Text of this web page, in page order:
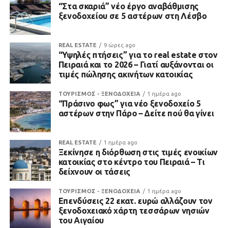
“Στα σκαριά” νέο έργο αναβάθμισης
ξενοδοχείου σε 5 αστέρων στη Λέσβο
REAL ESTATE 9 ώρες ago
“Υψηλές πτήσεις” για το real estate στον
Πειραιά και το 2026 – Γιατί αυξάνονται οι
τιμές πώλησης ακινήτων κατοικίας
ΤΟΥΡΙΣΜΟΣ - ΞΕΝΟΔΟΧΕΙΑ 1 ημέρα ago
“Πράσινο φως” για νέο ξενοδοχείο 5
αστέρων στην Πάρο – Δείτε πού θα γίνει
REAL ESTATE 1 ημέρα ago
Ξεκίνησε η διόρθωση στις τιμές ενοικίων
κατοικίας στο κέντρο του Πειραιά – Τι
δείχνουν οι τάσεις
ΤΟΥΡΙΣΜΟΣ - ΞΕΝΟΔΟΧΕΙΑ 1 ημέρα ago
Επενδύσεις 22 εκατ. ευρώ αλλάζουν τον
ξενοδοχειακό χάρτη τεσσάρων νησιών
του Αιγαίου